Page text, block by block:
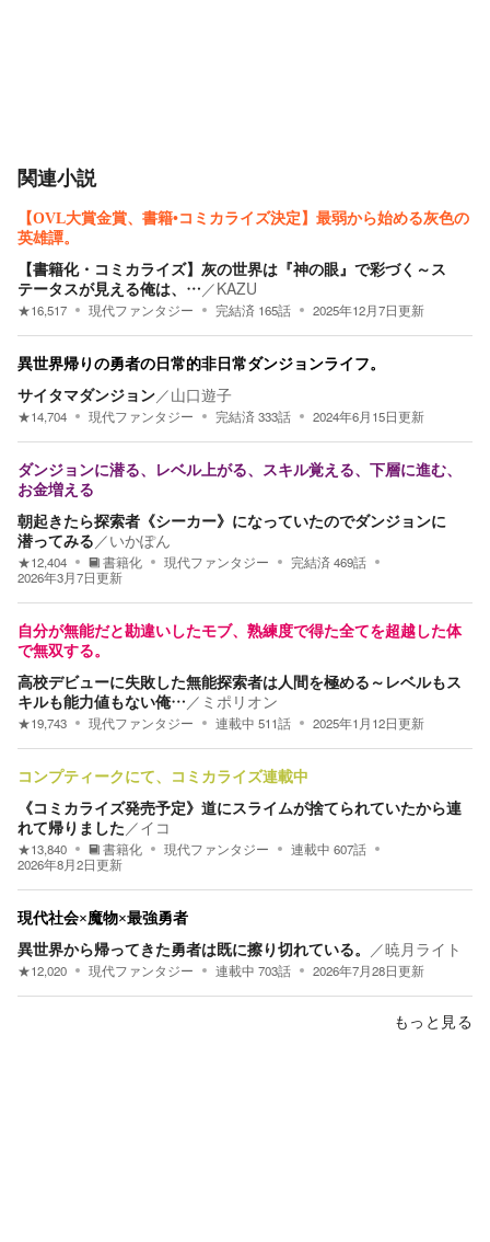
関連小説
【OVL大賞金賞、書籍•コミカライズ決定】最弱から始める灰色の
英雄譚。
【書籍化・コミカライズ】灰の世界は『神の眼』で彩づく～ス
テータスが見える俺は、… ／KAZU
★16,517 現代ファンタジー 完結済 165話 2025年12月7日更新
異世界帰りの勇者の日常的非日常ダンジョンライフ。
サイタマダンジョン／山口遊子
★14,704 現代ファンタジー 完結済333話 2024年6月15日更新
ダンジョンに潜る、レベル上がる、スキル覚える、下層に進む、
お金増える
朝起きたら探索者《シーカー》になっていたのでダンジョンに
潜ってみる ／いかぽん
★12,404 書籍化 現代ファンタジー 完結済 469話
2026年3月7日更新
自分が無能だと勘違いしたモブ、熟練度で得た全てを超越した体
で無双する。
高校デビューに失敗した無能探索者は人間を極める～レベルもス
キルも能力値もない俺… ／ ミポリオン
★19,743 現代ファンタジー 連載中 511話 2025年1月12日更新
コンプティークにて、コミカライズ連載中
《コミカライズ発売予定》道にスライムが捨てられていたから連
れて帰りました ／イコ
★13,840 書籍化 現代ファンタジー 連載中 607話
2026年8月2日更新
現代社会×魔物×最強勇者
異世界から帰ってきた勇者は既に擦り切れている。 ／暁月ライト
★12,020 現代ファンタジー 連載中 703話 2026年7月28日更新
もっと見る